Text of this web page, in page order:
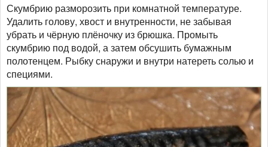
Скумбрию разморозить при комнатной температуре.
Удалить голову, хвост и внутренности, не забывая
убрать и чёрную плёночку из брюшка. Промыть
скумбрию под водой, а затем обсушить бумажным
полотенцем. Рыбку снаружи и внутри натереть солью и
специями.